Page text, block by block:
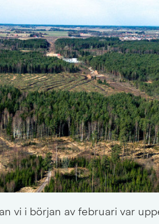
vi i början av februari var